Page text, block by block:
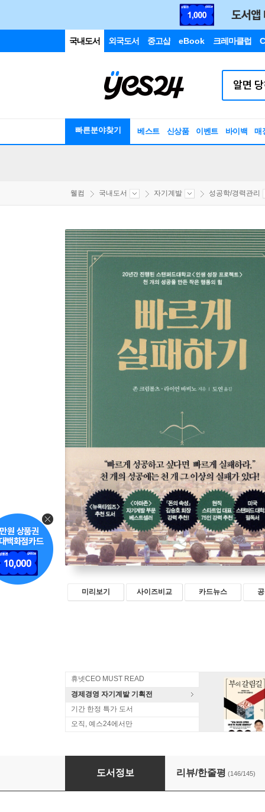
국내도서 외국도서 중고샵 eBook 크레마클럽
빠른분야찾기 베스트 신상품 이벤트 바이백 매
웰컴 국내도서 자기계발 성공학/경력관리
미리보기 사이즈비교 카드뉴스
휴넷CEO MUST READ
경제경영 자기계발 기획전
기간 한정 특가 도서
오직, 예스24에서만
빠르게 실패하기
도서정보 리뷰/한줄평 (146/145)